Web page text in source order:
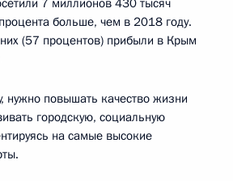
больше, чем в 2018 году.
(57 процентов) прибыли в Крым
нужно повышать качество жизни
городскую, социальную
на самые высокие